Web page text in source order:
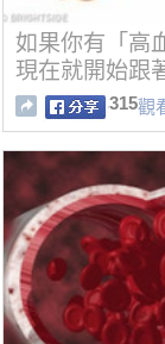
如果你有「高
現在就開始跟
315觀